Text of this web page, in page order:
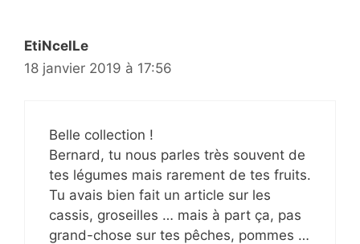
EtiNcelLe
18 janvier 2019 à 17:56
Belle collection !
Bernard, tu nous parles très souvent de
tes légumes mais rarement de tes fruits.
Tu avais bien fait un article sur les
cassis, groseilles … mais à part ça, pas
grand-chose sur tes pêches, pommes …